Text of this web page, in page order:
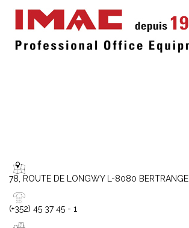
78, ROUTE DE LONGWY L-8080 BERTRANGE
(+352) 45 37 45 - 1